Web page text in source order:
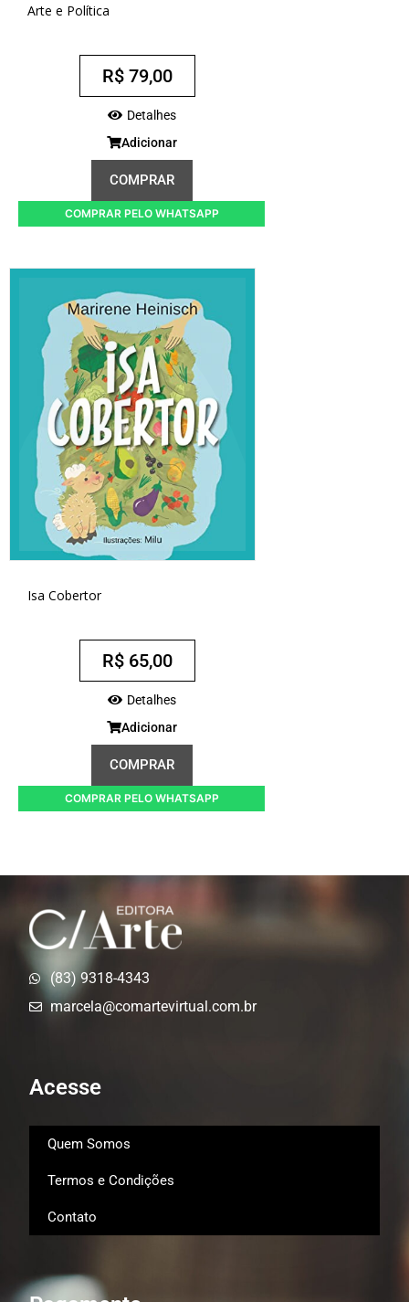
Arte e Política
R$79,00
Detalhes
Adicionar
COMPRAR
COMPRAR PELO WHATSAPP
Isa Cobertor
R$65,00
Detalhes
Adicionar
COMPRAR
COMPRAR PELO WHATSAPP
(83) 9318-4343
marcela@comartevirtual.com.br
Acesse
Quem Somos
Termos e Condições
Contato